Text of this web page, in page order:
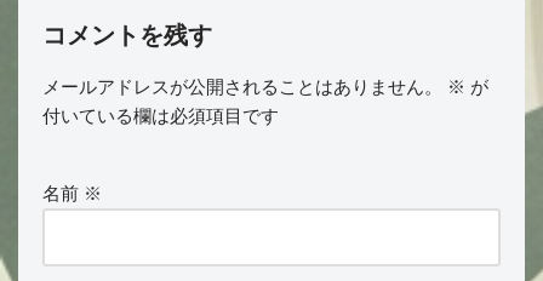
コメントを残す
メールアドレスが公開されることはありません。 ※ が
付いている欄は必須項目です
名前 ※